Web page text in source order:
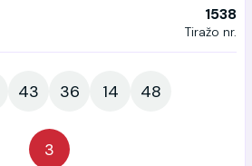
1538
Tiražo nr.
43 36 14 48
3